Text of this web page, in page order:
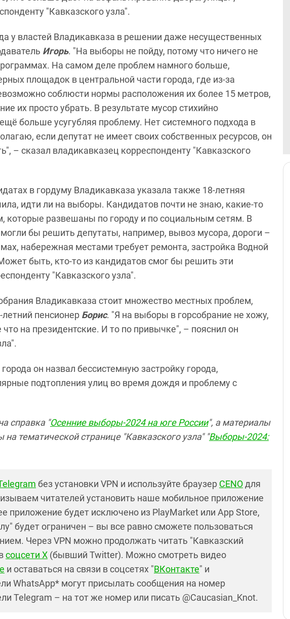
"Кавказского узла".
у властей Владикавказа в решении даже несущественных
Игорь. "На выборы не пойду, потому что ничего не
На самом деле проблем намного больше,
площадок в центральной части города, где из-за
соблюсти нормы расположения их более 15 метров,
их просто убрать. В результате мусор стихийно
больше усугубляя проблему. Нет системного подхода в
если депутат не имеет своих собственных ресурсов, он
– сказал владикавказец корреспонденту "Кавказского
в гордуму Владикавказа указала также 18-летняя
идти ли на выборы. Кандидатов почти не знаю, какие-то
которые развешаны по городу и по социальным сетям. В
бы решить депутаты, например, вывоз мусора, дороги –
набережная местами требует ремонта, застройка Водной
быть, кто-то из кандидатов смог бы решить эти
"Кавказского узла".
Владикавказа стоит множество местных проблем,
пенсионер Борис. "Я на выборы в горсобрание не хожу,
на президентские. И то по привычке", – пояснил он
он назвал бессистемную застройку города,
подтопления улиц во время дождя и проблему с
справка "Осенние выборы-2024 на юге России", а материалы
тематической странице "Кавказского узла" "Выборы-2024:
без установки VPN и используйте браузер CENOдля
читателей установить наше мобильное приложение
приложение будет исключено из PlayMarket или App Store,
будет ограничен – вы все равно сможете пользоваться
Через VPN можно продолжать читать "Кавказский
соцсети X (бывший Twitter). Можно смотреть видео
и оставаться на связи в соцсетях "ВКонтакте" и
WhatsApp* могут присылать сообщения на номер
Telegram – на тот же номер или писать @Caucasian_Knot.